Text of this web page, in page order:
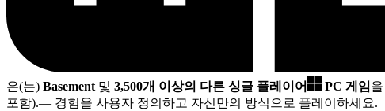
은(는) Basement 및 3,500개 이상의 다른 싱글 플레이어 PC 게임
포함).— 경험을 사용자 정의하고 자신만의 방식으로 플레이하세요.